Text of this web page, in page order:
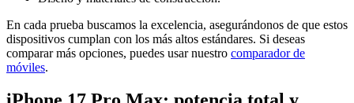
En cada prueba buscamos la excelencia, asegurándonos de que estos
dispositivos cumplan con los más altos estándares. Si deseas
comparar más opciones, puedes usar nuestro comparador de
móviles.